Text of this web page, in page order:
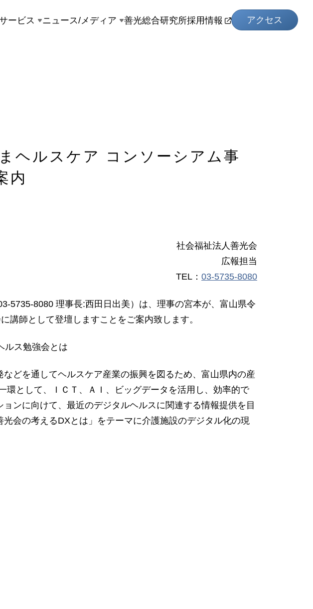
ービス ニュース/メディア 善光総合研究所採用情報 アクセス
ヘルスケア コンソーシアム事
内
社会福祉法人善光会
広報担当
TEL： 03-5735-8080
5735-8080 理事長:西田日出美）は、理事の宮本が、富山県令
講師として登壇しますことをご案内致します。
ルス勉強会とは
どを通してヘルスケア産業の振興を図るため、富山県内の産
として、ＩＣＴ、ＡＩ、ビッグデータを活用し、効率的で
ンに向けて、最近のデジタルヘルスに関連する情報提供を目
会の考えるDXとは」をテーマに介護施設のデジタル化の現